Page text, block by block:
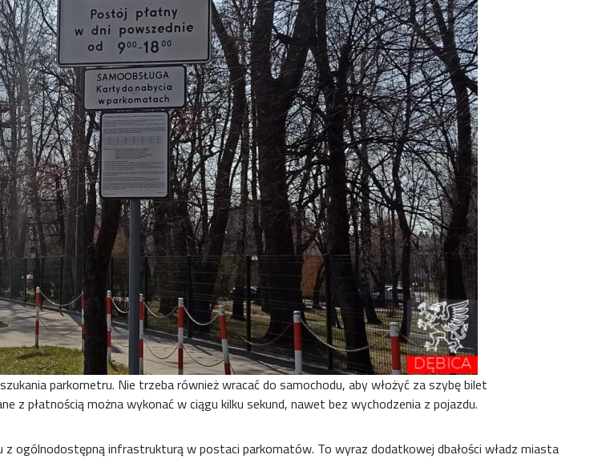
parkometru. Nie trzeba również wracać do samochodu, aby włożyć za szybę bilet
z płatnością można wykonać w ciągu kilku sekund, nawet bez wychodzenia z pojazdu.
ogólnodostępną infrastrukturą w postaci parkomatów. To wyraz dodatkowej dbałości władz miasta